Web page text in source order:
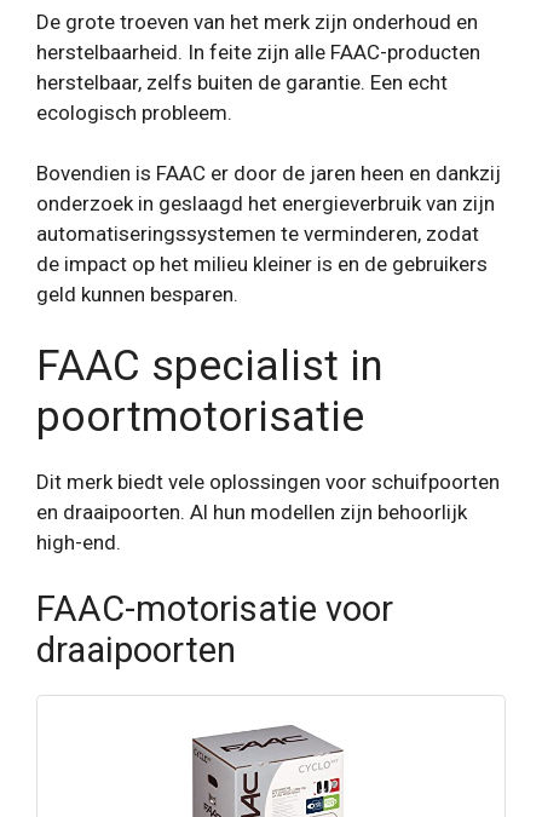
De grote troeven van het merk zijn onderhoud en
herstelbaarheid. In feite zijn alle FAAC-producten
herstelbaar, zelfs buiten de garantie. Een echt
ecologisch probleem.
Bovendien is FAAC er door de jaren heen en dankzij
onderzoek in geslaagd het energieverbruik van zijn
automatiseringssystemen te verminderen, zodat
de impact op het milieu kleiner is en de gebruikers
geld kunnen besparen.
FAAC specialist in
poortmotorisatie
Dit merk biedt vele oplossingen voor schuifpoorten
en draaipoorten. Al hun modellen zijn behoorlijk
high-end.
FAAC-motorisatie voor
draaipoorten